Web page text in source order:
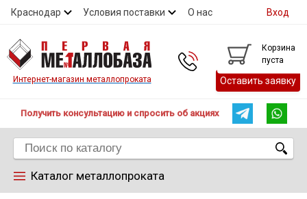
Краснодар Условия поставки О нас
Контакты
Контакты
Вход
Интернет-магазин металлопроката
Корзина
пуста
Оставить заявку
Получить консультацию и спросить об акциях
Каталог металлопроката